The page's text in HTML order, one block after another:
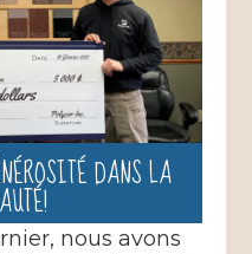
DANS LA
nous avons